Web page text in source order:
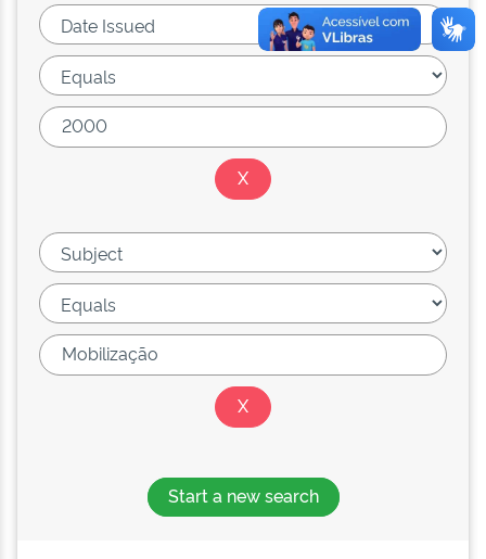
Start a new search